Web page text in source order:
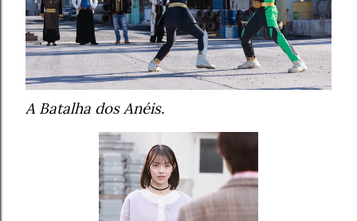
A Batalha dos Anéis.